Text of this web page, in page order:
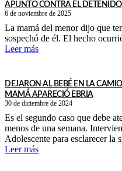
APUNTÓ CONTRA EL DETENIDO
6 de noviembre de 2025
La mamá del menor dijo que
sospechó de él. El hecho
Leer más
DEJARON AL BEBÉ EN LA
MAMÁ APARECIÓ EBRIA
30 de diciembre de 2024
Es el segundo caso que debe
menos de una semana.
Adolescente para esclarecer la
Leer más